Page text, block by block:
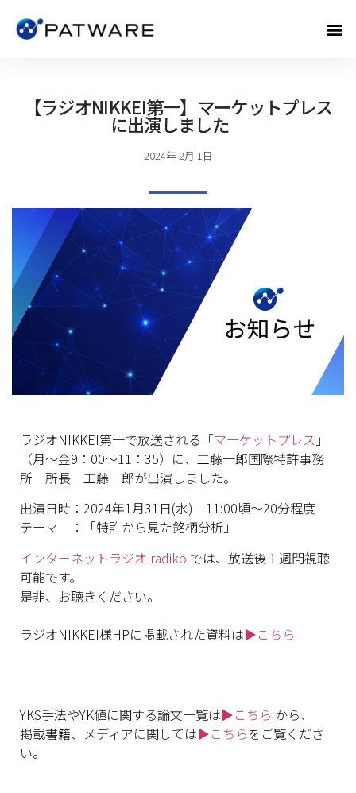
【ラジオNIKKEI第一】マーケットプレス
に出演しました
2024年 2月 1日
ラジオNIKKEI第一で放送される「マーケットプレス 」
（月～金9：00～11：35）に、工藤一郎国際特許事務
所 所長 工藤一郎が出演しました。
出演日時：2024年1月31日(水) 11:00頃～20分程度
テーマ ：「特許から見た銘柄分析」
インターネットラジオ radiko では、放送後１週間視聴
可能です。
是非、お聴きください。
ラジオNIKKEI様HPに掲載された資料は▶こちら
YKS手法やYK値に関する論文一覧は▶こちら から、
掲載書籍、メディアに関しては▶こちらをご覧くださ
い。